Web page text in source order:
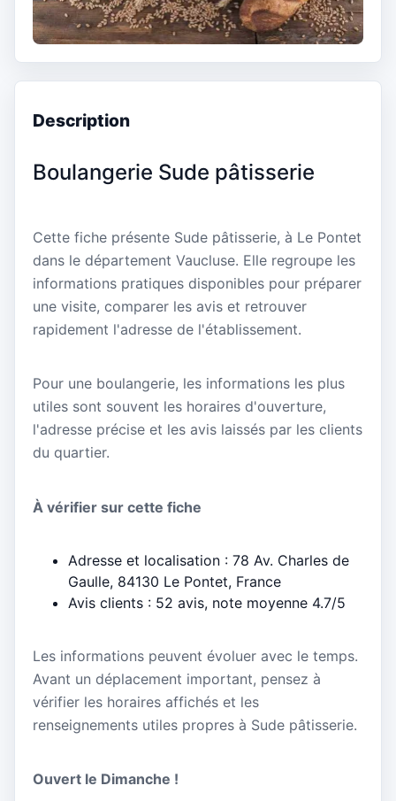
Description
Boulangerie Sude pâtisserie
Cette fiche présente Sude pâtisserie, à Le Pontet
dans le département Vaucluse. Elle regroupe les
informations pratiques disponibles pour préparer
une visite, comparer les avis et retrouver
rapidement l'adresse de l'établissement.
Pour une boulangerie, les informations les plus
utiles sont souvent les horaires d'ouverture,
l'adresse précise et les avis laissés par les clients
du quartier.
À vérifier sur cette fiche
Adresse et localisation : 78 Av. Charles de
Gaulle, 84130 Le Pontet, France
Avis clients : 52 avis, note moyenne 4.7/5
Les informations peuvent évoluer avec le temps.
Avant un déplacement important, pensez à
vérifier les horaires affichés et les
renseignements utiles propres à Sude pâtisserie.
Ouvert le Dimanche !